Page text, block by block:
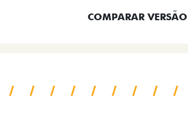
COMPARAR VERSÃO